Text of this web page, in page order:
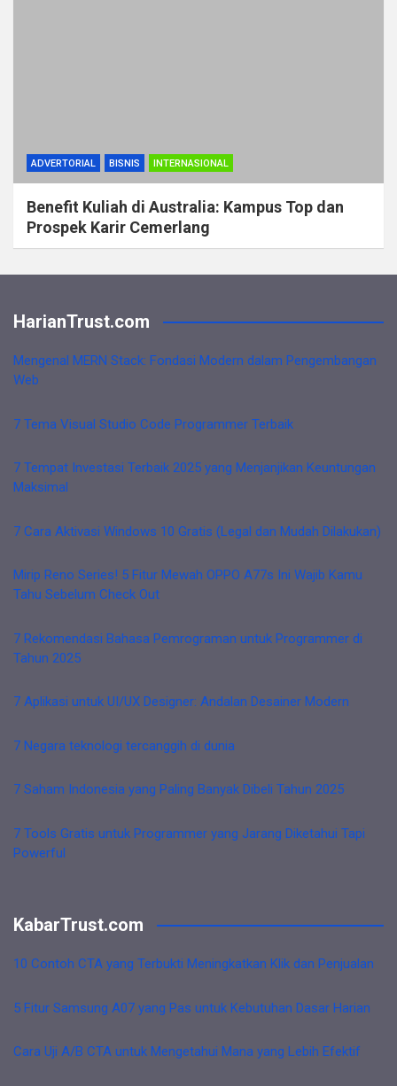
ADVERTORIAL BISNIS INTERNASIONAL
Benefit Kuliah di Australia: Kampus Top dan
Prospek Karir Cemerlang
HarianTrust.com
Mengenal MERN Stack: Fondasi Modern dalam Pengembangan
Web
7 Tema Visual Studio Code Programmer Terbaik
7 Tempat Investasi Terbaik 2025 yang Menjanjikan Keuntungan
Maksimal
7 Cara Aktivasi Windows 10 Gratis (Legal dan Mudah Dilakukan)
Mirip Reno Series! 5 Fitur Mewah OPPO A77s Ini Wajib Kamu
Tahu Sebelum Check Out
7 Rekomendasi Bahasa Pemrograman untuk Programmer di
Tahun 2025
7 Aplikasi untuk UI/UX Designer: Andalan Desainer Modern
7 Negara teknologi tercanggih di dunia
7 Saham Indonesia yang Paling Banyak Dibeli Tahun 2025
7 Tools Gratis untuk Programmer yang Jarang Diketahui Tapi
Powerful
KabarTrust.com
10 Contoh CTA yang Terbukti Meningkatkan Klik dan Penjualan
5 Fitur Samsung A07 yang Pas untuk Kebutuhan Dasar Harian
Cara Uji A/B CTA untuk Mengetahui Mana yang Lebih Efektif